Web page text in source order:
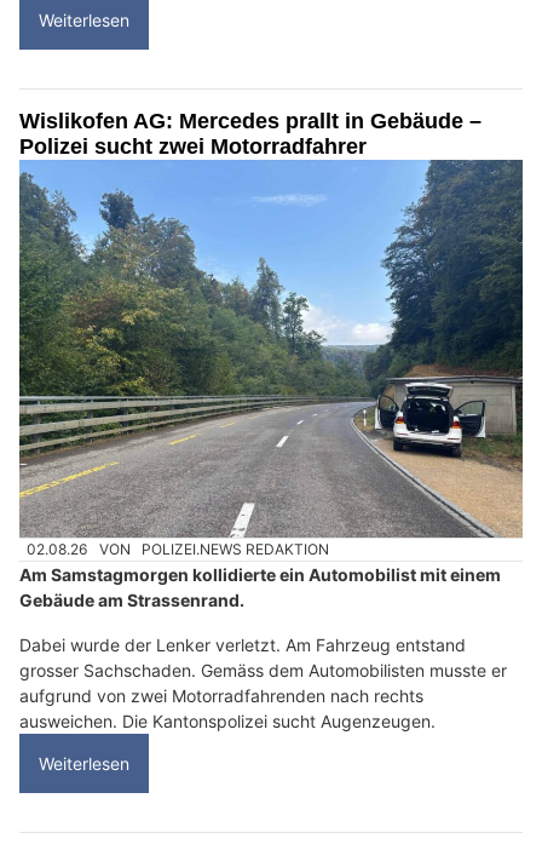
Weiterlesen
Wislikofen AG: Mercedes prallt in Gebäude –
Polizei sucht zwei Motorradfahrer
02.08.26 VON POLIZEI.NEWS REDAKTION
Am Samstagmorgen kollidierte ein Automobilist mit einem
Gebäude am Strassenrand.
Dabei wurde der Lenker verletzt. Am Fahrzeug entstand
grosser Sachschaden. Gemäss dem Automobilisten musste er
aufgrund von zwei Motorradfahrenden nach rechts
ausweichen. Die Kantonspolizei sucht Augenzeugen.
Weiterlesen